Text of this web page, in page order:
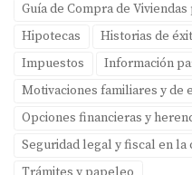
Guía de Compra de
Hipotecas
Historias de
Impuestos
Información
Motivaciones familiares y de
Opciones financieras y
Seguridad legal y fiscal en la